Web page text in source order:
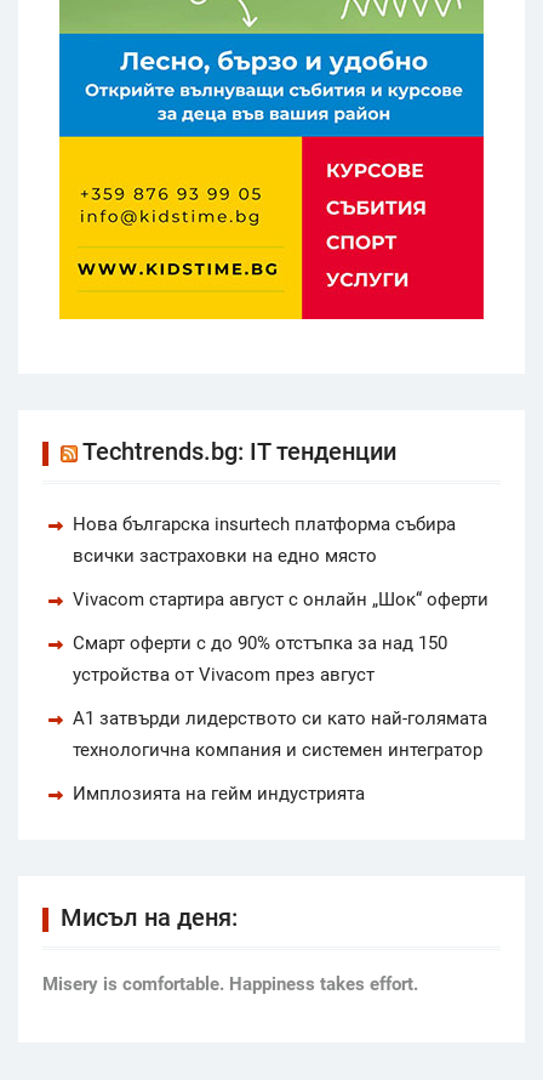
Techtrends.bg: IT тенденции
Нова българска insurtech платформа събира
всички застраховки на едно място
Vivacom стартира август с онлайн „Шок“ оферти
Смарт оферти с до 90% отстъпка за над 150
устройства от Vivacom през август
А1 затвърди лидерството си като най-голямата
технологична компания и системен интегратор
Имплозията на гейм индустрията
Мисъл на деня:
Мisery is comfortable. Happiness takes effort.